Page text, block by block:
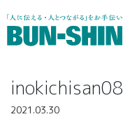
inokichisan08
2021.03.30